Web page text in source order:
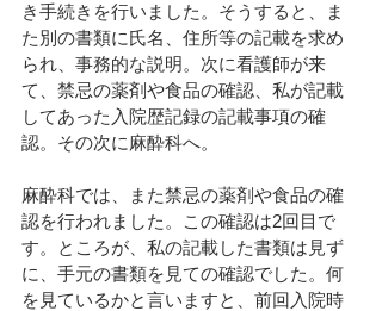
き手続きを行いました。そうすると、ま
た別の書類に氏名、住所等の記載を求め
られ、事務的な説明。次に看護師が来
て、禁忌の薬剤や食品の確認、私が記載
してあった入院歴記録の記載事項の確
認。その次に麻酔科へ。
麻酔科では、また禁忌の薬剤や食品の確
認を行われました。この確認は2回目で
す。ところが、私の記載した書類は見ず
に、手元の書類を見ての確認でした。何
を見ているかと言いますと、前回入院時